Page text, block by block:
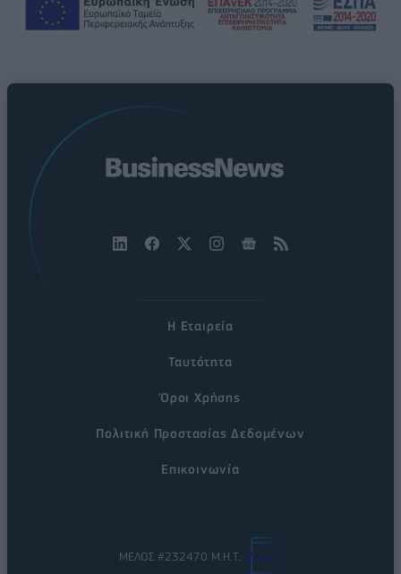
Η Εταιρεία
Ταυτότητα
Όροι Χρήσης
Πολιτική Προστασίας Δεδομένων
Επικοινωνία
ΜΕΛΟΣ #232470 Μ.Η.Τ.